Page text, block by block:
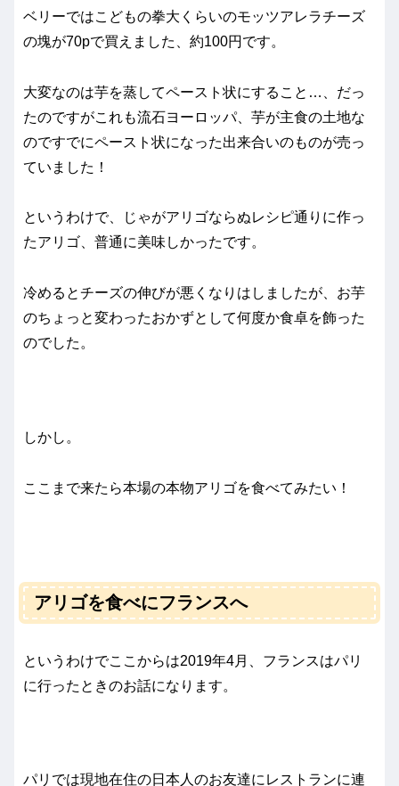
ベリーではこどもの拳大くらいのモッツアレラチーズ
の塊が70pで買えました、約100円です。
大変なのは芋を蒸してペースト状にすること…、だっ
たのですがこれも流石ヨーロッパ、芋が主食の土地な
のですでにペースト状になった出来合いのものが売っ
ていました！
というわけで、じゃがアリゴならぬレシピ通りに作っ
たアリゴ、普通に美味しかったです。
冷めるとチーズの伸びが悪くなりはしましたが、お芋
のちょっと変わったおかずとして何度か食卓を飾った
のでした。
しかし。
ここまで来たら本場の本物アリゴを食べてみたい！
アリゴを食べにフランスへ
というわけでここからは2019年4月、フランスはパリ
に行ったときのお話になります。
パリでは現地在住の日本人のお友達にレストランに連